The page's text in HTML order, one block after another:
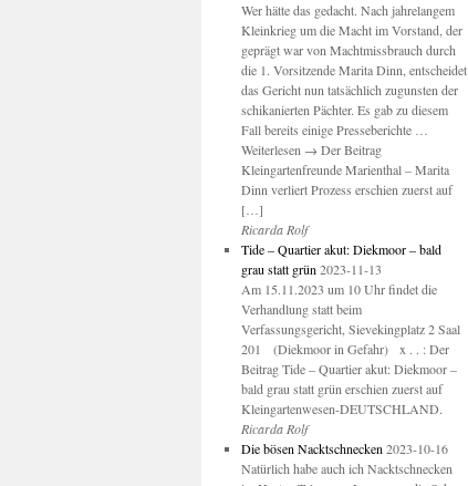
Wer hätte das gedacht. Nach jahrelangem
Kleinkrieg um die Macht im Vorstand, der
geprägt war von Machtmissbrauch durch
die 1. Vorsitzende Marita Dinn, entscheidet
das Gericht nun tatsächlich zugunsten der
schikanierten Pächter. Es gab zu diesem
Fall bereits einige Presseberichte …
Weiterlesen → Der Beitrag
Kleingartenfreunde Marienthal – Marita
Dinn verliert Prozess erschien zuerst auf
[…]
Ricarda Rolf
Tide – Quartier akut: Diekmoor – bald
grau statt grün 2023-11-13
Am 15.11.2023 um 10 Uhr findet die
Verhandlung statt beim
Verfassungsgericht, Sievekingplatz 2 Saal
201 (Diekmoor in Gefahr) x . . : Der
Beitrag Tide – Quartier akut: Diekmoor –
bald grau statt grün erschien zuerst auf
Kleingartenwesen-DEUTSCHLAND.
Ricarda Rolf
Die bösen Nacktschnecken 2023-10-16
Natürlich habe auch ich Nacktschnecken